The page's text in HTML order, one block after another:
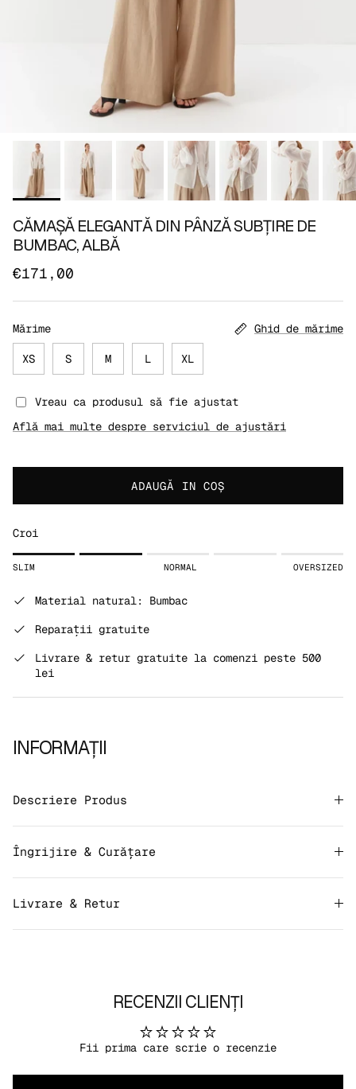
CĂMAȘĂ ELEGANTĂ DIN PÂNZĂ SUBȚIRE DE
BUMBAC, ALBĂ
€171,00
Mărime Ghid de mărime
XS S M L XL
Vreau ca produsul să fie ajustat
Află mai multe despre serviciul de ajustări
ADAUGĂ IN COŞ
Croi
Rating of 1 means SLIM.
Rating of 5 means OVERSIZED.
SLIM NORMAL OVERSIZED
Material natural: Bumbac
Reparații gratuite
Livrare & retur gratuite la comenzi peste 500
lei
INFORMAȚII
Descriere Produs
Îngrijire & Curățare
Livrare & Retur
RECENZII CLIENȚI
Fii prima care scrie o recenzie